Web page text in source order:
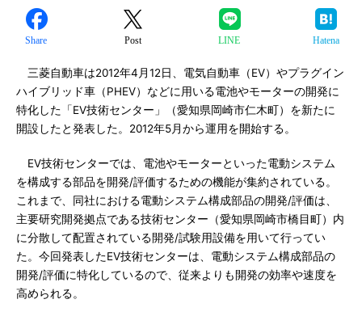
Share Post LINE Hatena
三菱自動車は2012年4月12日、電気自動車（EV）やプラグイン
ハイブリッド車（PHEV）などに用いる電池やモーターの開発に
特化した「EV技術センター」（愛知県岡崎市仁木町）を新たに
開設したと発表した。2012年5月から運用を開始する。
EV技術センターでは、電池やモーターといった電動システム
を構成する部品を開発/評価するための機能が集約されている。
これまで、同社における電動システム構成部品の開発/評価は、
主要研究開発拠点である技術センター（愛知県岡崎市橋目町）内
に分散して配置されている開発/試験用設備を用いて行ってい
た。今回発表したEV技術センターは、電動システム構成部品の
開発/評価に特化しているので、従来よりも開発の効率や速度を
高められる。